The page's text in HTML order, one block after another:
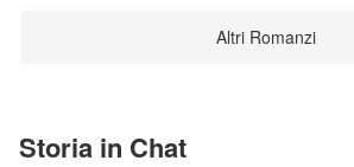
Altri Romanzi
Storia in Chat